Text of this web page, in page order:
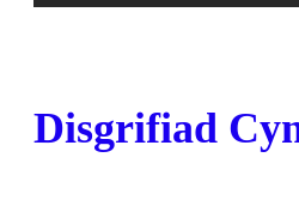
Disgrifiad